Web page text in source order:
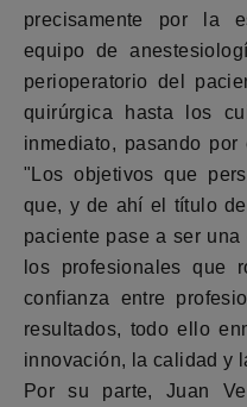
precisamente por la
equipo de
perioperatorio del
quirúrgica hasta los
inmediato, pasando
"Los objetivos que
que, y de ahí el título
paciente pase a ser
los profesionales que
confianza entre
resultados, todo ello
innovación, la calidad y
Por su parte, Juan